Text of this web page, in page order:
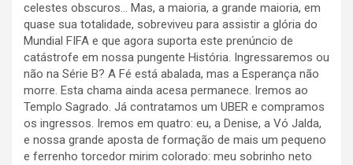
celestes obscuros… Mas, a maioria, a grande maioria, em
quase sua totalidade, sobreviveu para assistir a glória do
Mundial FIFA e que agora suporta este prenúncio de
catástrofe em nossa pungente História. Ingressaremos ou
não na Série B? A Fé está abalada, mas a Esperança não
morre. Esta chama ainda acesa permanece. Iremos ao
Templo Sagrado. Já contratamos um UBER e compramos
os ingressos. Iremos em quatro: eu, a Denise, a Vó Jalda,
e nossa grande aposta de formação de mais um pequeno
e ferrenho torcedor mirim colorado: meu sobrinho neto